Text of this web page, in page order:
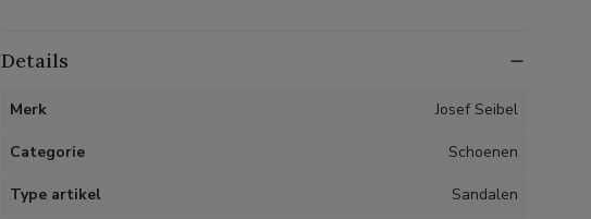
Details
Merk Josef Seibel
Categorie Schoenen
Type artikel Sandalen